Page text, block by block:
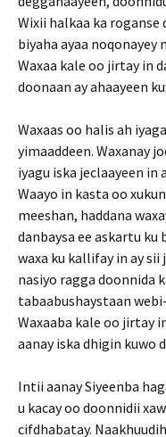
Wixii halkaa ka roganse
biyaha ayaa
Waxaa kale oo jirtay in
doonaan ay ahaayeen
Waxaas oo halis ah
yimaaddeen. Waxanay
iyagu iska jeclaayeen in
Waayo in kasta oo
meeshan, haddana
danbaysa ee askartu ku
waxa ku kallifay in ay sii
nasiyo ragga doonnida
tabaabushaystaan
Waxaaba kale oo jirtay
aanay iska dhigin kuwo
Intii aanay Siyeenba
u kacay oo doonnidii
cifdhabatay.